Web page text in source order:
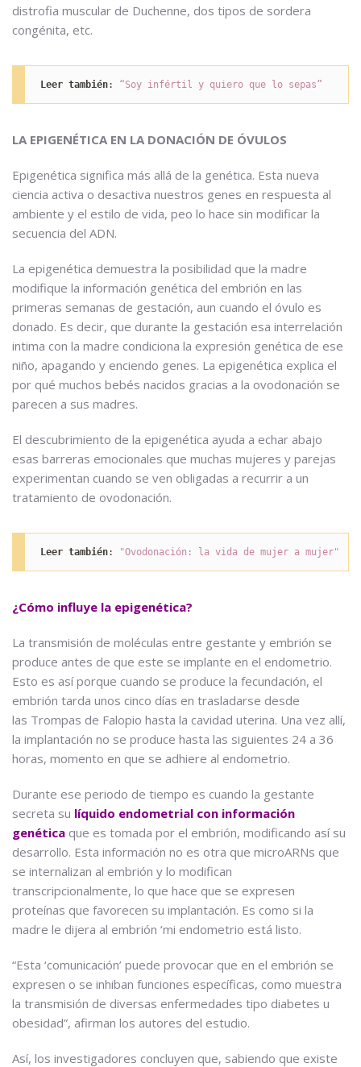
distrofia muscular de Duchenne, dos tipos de sordera
congénita, etc.
Leer también: “Soy infértil y quiero que lo sepas”
LA EPIGENÉTICA EN LA DONACIÓN DE ÓVULOS
Epigenética significa más allá de la genética. Esta nueva
ciencia activa o desactiva nuestros genes en respuesta al
ambiente y el estilo de vida, peo lo hace sin modificar la
secuencia del ADN.
La epigenética demuestra la posibilidad que la madre
modifique la información genética del embrión en las
primeras semanas de gestación, aun cuando el óvulo es
donado. Es decir, que durante la gestación esa interrelación
intima con la madre condiciona la expresión genética de ese
niño, apagando y enciendo genes. La epigenética explica el
por qué muchos bebés nacidos gracias a la ovodonación se
parecen a sus madres.
El descubrimiento de la epigenética ayuda a echar abajo
esas barreras emocionales que muchas mujeres y parejas
experimentan cuando se ven obligadas a recurrir a un
tratamiento de ovodonación.
Leer también: "Ovodonación: la vida de mujer a mujer"
¿Cómo influye la epigenética?
La transmisión de moléculas entre gestante y embrión se
produce antes de que este se implante en el endometrio.
Esto es así porque cuando se produce la fecundación, el
embrión tarda unos cinco días en trasladarse desde
las Trompas de Falopio hasta la cavidad uterina. Una vez allí,
la implantación no se produce hasta las siguientes 24 a 36
horas, momento en que se adhiere al endometrio.
Durante ese periodo de tiempo es cuando la gestante
secreta su líquido endometrial con información
genética que es tomada por el embrión, modificando así su
desarrollo. Esta información no es otra que microARNs que
se internalizan al embrión y lo modifican
transcripcionalmente, lo que hace que se expresen
proteínas que favorecen su implantación. Es como si la
madre le dijera al embrión ‘mi endometrio está listo.
“Esta ‘comunicación’ puede provocar que en el embrión se
expresen o se inhiban funciones específicas, como muestra
la transmisión de diversas enfermedades tipo diabetes u
obesidad”, afirman los autores del estudio.
Así, los investigadores concluyen que, sabiendo que existe